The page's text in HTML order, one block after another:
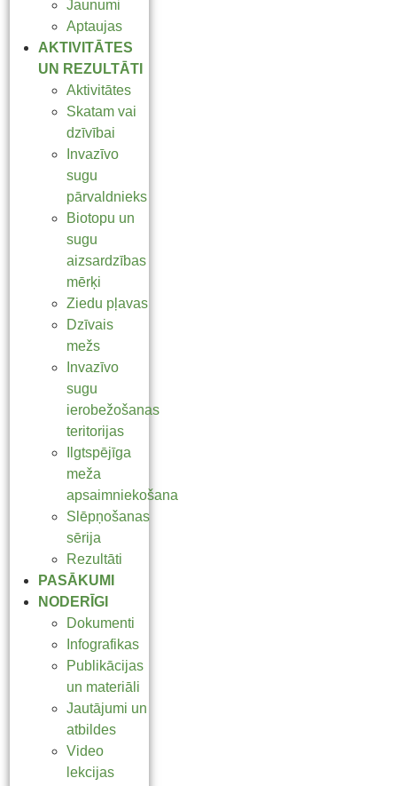
Jaunumi
Aptaujas
AKTIVITĀTES
UN REZULTĀTI
Aktivitātes
Skatam vai
dzīvībai
Invazīvo
sugu
pārvaldnieks
Biotopu un
sugu
aizsardzības
mērķi
Ziedu pļavas
Dzīvais
mežs
Invazīvo
sugu
ierobežošanas
teritorijas
Ilgtspējīga
meža
apsaimniekošana
Slēpņošanas
sērija
Rezultāti
PASĀKUMI
NODERĪGI
Dokumenti
Infografikas
Publikācijas
un materiāli
Jautājumi un
atbildes
Video
lekcijas